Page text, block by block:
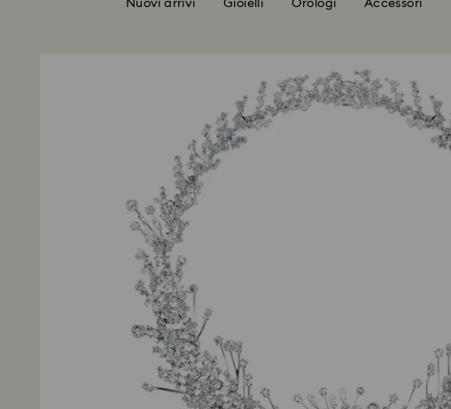
Nuovi arrivi Gioielli Orologi Accessori